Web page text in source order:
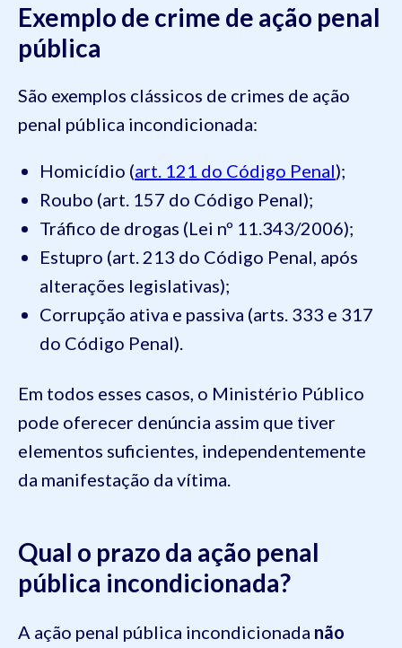
Exemplo de crime de ação penal
pública
São exemplos clássicos de crimes de ação
penal pública incondicionada:
Homicídio (art. 121 do Código Penal);
Roubo (art. 157 do Código Penal);
Tráfico de drogas (Lei nº 11.343/2006);
Estupro (art. 213 do Código Penal, após
alterações legislativas);
Corrupção ativa e passiva (arts. 333 e 317
do Código Penal).
Em todos esses casos, o Ministério Público
pode oferecer denúncia assim que tiver
elementos suficientes, independentemente
da manifestação da vítima.
Qual o prazo da ação penal
pública incondicionada?
A ação penal pública incondicionada não